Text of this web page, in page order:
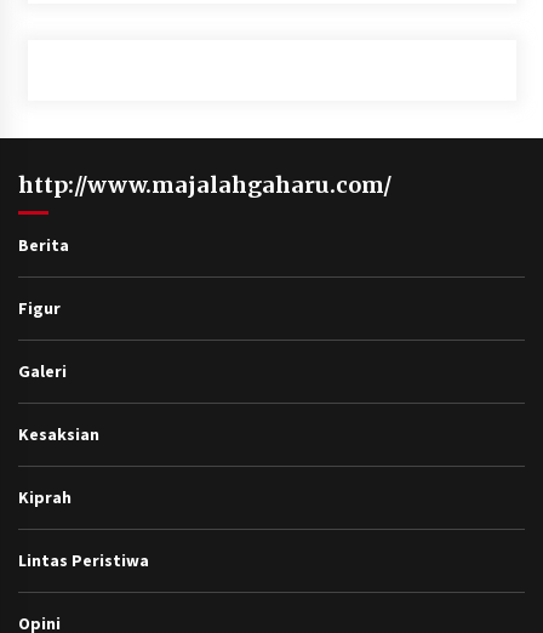
http://www.majalahgaharu.com/
Berita
Figur
Galeri
Kesaksian
Kiprah
Lintas Peristiwa
Opini